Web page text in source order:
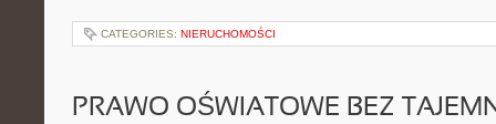
CATEGORIES: NIERUCHOMOŚCI
PRAWO OŚWIATOWE BEZ